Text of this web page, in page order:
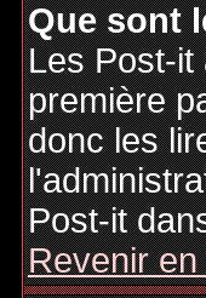
Que sont
Les Post-it
première
donc les
Post-it
Revenir